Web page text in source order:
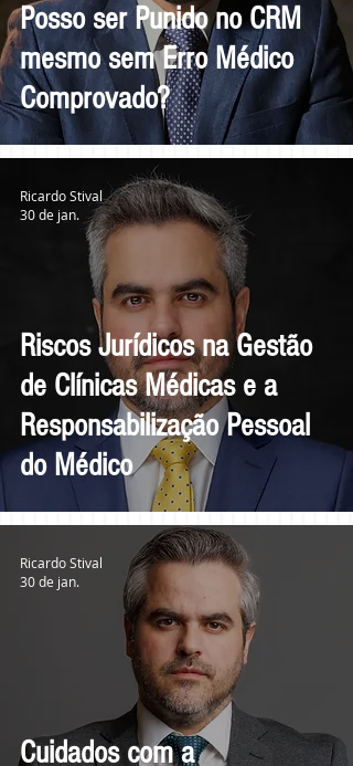
Posso ser Punido no CRM
mesmo sem Erro Médico
Comprovado?
Riscos Jurídicos na Gestão
de Clínicas Médicas e a
Responsabilização Pessoal
do Médico
Ricardo Stival
30 de jan.
Cuidados com a
Ricardo Stival
30 de jan.